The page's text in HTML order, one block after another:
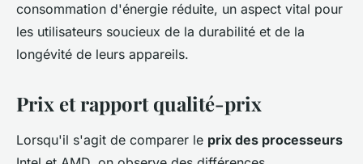
consommation d'énergie réduite, un aspect vital pour
les utilisateurs soucieux de la durabilité et de la
longévité de leurs appareils.
Prix et rapport qualité-prix
Lorsqu'il s'agit de comparer le prix des processeurs